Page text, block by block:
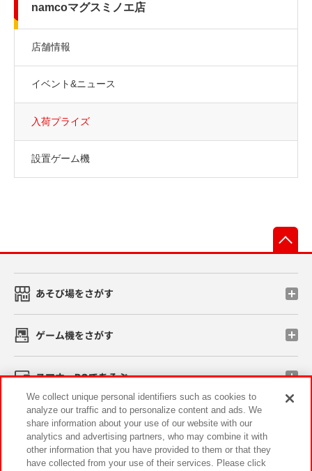
namcoマグスミノエ店
店舗情報
イベント&ニュース
入荷プライズ
設置ゲーム機
あそび場をさがす
ゲーム機をさがす
スマホ・PCであそぶ
イベント・キャンペーン
We collect unique personal identifiers such as cookies to
analyze our traffic and to personalize content and ads. We
share information about your use of our website with our
analytics and advertising partners, who may combine it with
other information that you have provided to them or that they
have collected from your use of their services. Please click